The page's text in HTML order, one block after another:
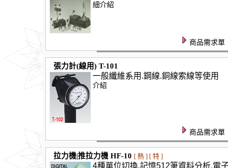
細介紹
商品需求單
張力計(線用) T-101
一般纖維系用.鋼線.銅線索線等使
介紹
商品需求單
拉力機|推拉力機 HF-10 [ 熱 ] [ 特 ]
4種單位切換.記憶512筆資料分析.電